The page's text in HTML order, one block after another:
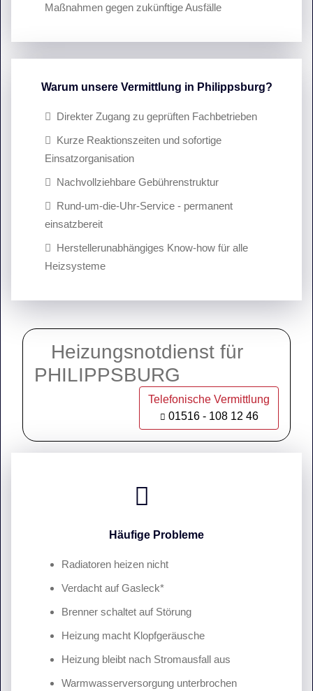
Maßnahmen gegen zukünftige Ausfälle
Warum unsere Vermittlung in Philippsburg?
Direkter Zugang zu geprüften Fachbetrieben
Kurze Reaktionszeiten und sofortige
Einsatzorganisation
Nachvollziehbare Gebührenstruktur
Rund-um-die-Uhr-Service - permanent
einsatzbereit
Herstellerunabhängiges Know-how für alle
Heizsysteme
Heizungsnotdienst für
PHILIPPSBURG
Telefonische Vermittlung
01516 - 108 12 46
Häufige Probleme
Radiatoren heizen nicht
Verdacht auf Gasleck*
Brenner schaltet auf Störung
Heizung macht Klopfgeräusche
Heizung bleibt nach Stromausfall aus
Warmwasserversorgung unterbrochen